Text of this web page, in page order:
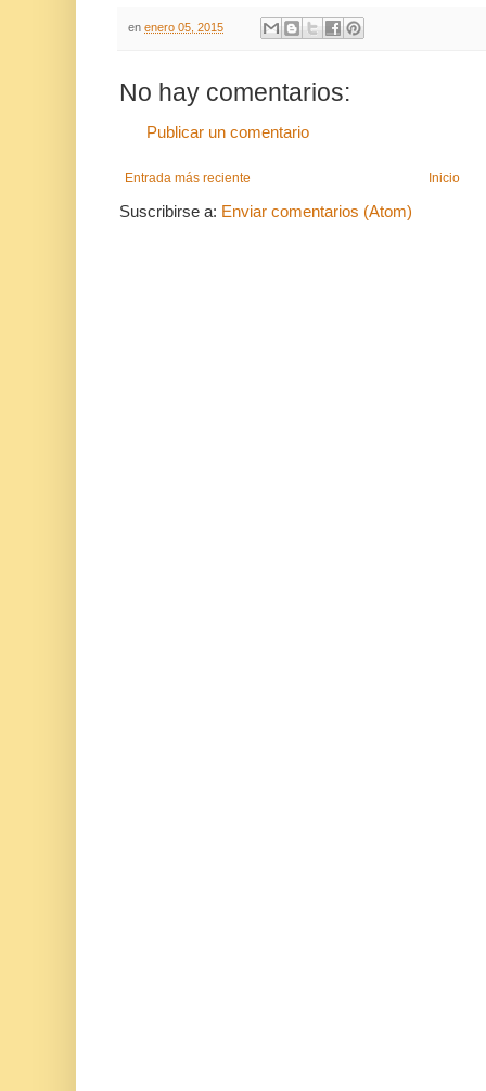
en enero 05, 2015
No hay comentarios:
Publicar un comentario
Entrada más reciente Inicio
Suscribirse a: Enviar comentarios (Atom)